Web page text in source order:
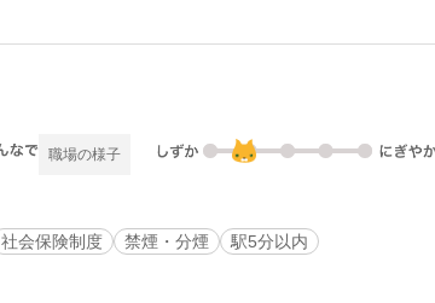
職場の様子
社会保険制度 禁煙・分煙 駅5分以内